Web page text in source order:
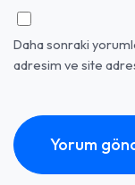
Daha sonraki
adresim ve site